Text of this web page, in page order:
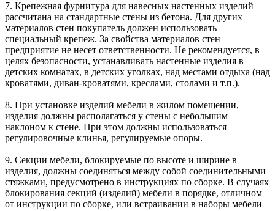
7. Крепежная фурнитура для навесных настенных изделий
рассчитана на стандартные стены из бетона. Для других
материалов стен покупатель должен использовать
специальный крепеж. За свойства материалов стен
предприятие не несет ответственности. Не рекомендуется, в
целях безопасности, устанавливать настенные изделия в
детских комнатах, в детских уголках, над местами отдыха (над
кроватями, диван-кроватями, креслами, столами и т.п.).
8. При установке изделий мебели в жилом помещении,
изделия должны располагаться у стены с небольшим
наклоном к стене. При этом должны использоваться
регулировочные клинья, регулируемые опоры.
9. Секции мебели, блокируемые по высоте и ширине в
изделия, должны соединяться между собой соединительными
стяжками, предусмотрено в инструкциях по сборке. В случаях
блокирования секций (изделий) мебели в порядке, отличном
от инструкции по сборке, или встраивании в наборы мебели